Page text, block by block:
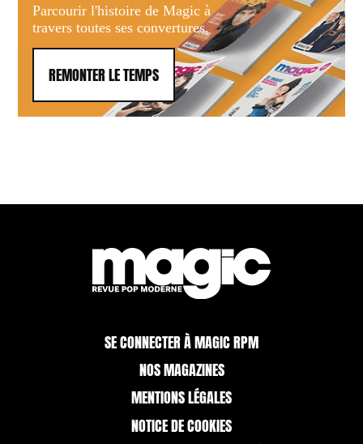
Parcourir l'histoire de Magic à
travers toutes ses convertures.
REMONTER LE TEMPS
SE CONNECTER À MAGIC RPM
NOS MAGAZINES
MENTIONS LÉGALES
NOTICE DE COOKIES